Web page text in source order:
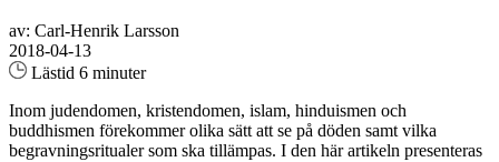
av: Carl-Henrik Larsson
2018-04-13
Lästid 6 minuter
Inom judendomen, kristendomen, islam, hinduismen och
buddhismen förekommer olika sätt att se på döden samt vilka
begravningsritualer som ska tillämpas. I den här artikeln presenteras